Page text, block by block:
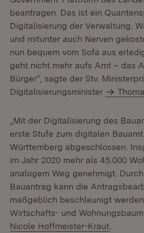
beantragen. Das ist ein
Digitalisierung der Verwaltung.
und mitunter auch Nerven
nun bequem vom Sofa aus
geht nicht mehr aufs Amt – das
Bürger“, sagte der Stv.
Digitalisierungsminister
„Mit der Digitalisierung des
erste Stufe zum digitalen
Württemberg abgeschlossen.
im Jahr 2020 mehr als 45.000
analogem Weg genehmigt.
Bauantrag kann die
maßgeblich beschleunigt
Wirtschafts- und
Nicole Hoffmeister-Kraut